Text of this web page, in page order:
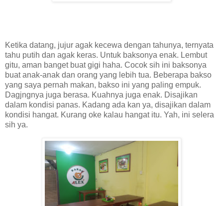
Ketika datang, jujur agak kecewa dengan tahunya, ternyata
tahu putih dan agak keras. Untuk baksonya enak. Lembut
gitu, aman banget buat gigi haha. Cocok sih ini baksonya
buat anak-anak dan orang yang lebih tua. Beberapa bakso
yang saya pernah makan, bakso ini yang paling empuk.
Dagjngnya juga berasa. Kuahnya juga enak. Disajikan
dalam kondisi panas. Kadang ada kan ya, disajikan dalam
kondisi hangat. Kurang oke kalau hangat itu. Yah, ini selera
sih ya.